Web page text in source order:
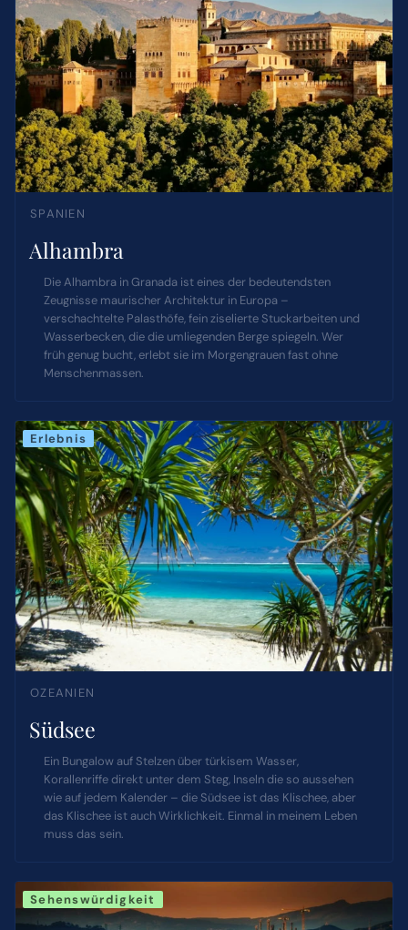
SPANIEN
Alhambra
Die Alhambra in Granada ist eines der bedeutendsten
Zeugnisse maurischer Architektur in Europa –
verschachtelte Palasthöfe, fein ziselierte Stuckarbeiten und
Wasserbecken, die die umliegenden Berge spiegeln. Wer
früh genug bucht, erlebt sie im Morgengrauen fast ohne
Menschenmassen.
Erlebnis
OZEANIEN
Südsee
Ein Bungalow auf Stelzen über türkisem Wasser,
Korallenriffe direkt unter dem Steg, Inseln die so aussehen
wie auf jedem Kalender – die Südsee ist das Klischee, aber
das Klischee ist auch Wirklichkeit. Einmal in meinem Leben
muss das sein.
Sehenswürdigkeit